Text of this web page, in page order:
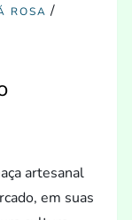
ROSA /
artesanal
em suas